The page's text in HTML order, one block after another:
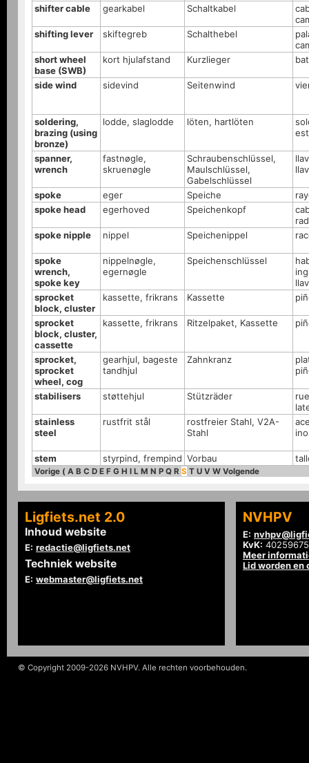
shifter cable
gearkabel Schaltkabel
shifting lever
skiftegreb Schalthebel
short wheel
base (SWB)
kort hjulafstand Kurzlieger
side wind sidevind Seitenwind
soldering,
brazing (using
bronze)
lodde, slaglodde löten, hartlöten
spanner,
wrench
fastnøgle,
skruenøgle
Schraubenschlüssel,
Maulschlüssel,
Gabelschlüssel
spoke eger Speiche
spoke head
egerhoved Speichenkopf
spoke nipple
nippel Speichenippel
spoke
wrench,
spoke key
nippelnøgle,
egernøgle
Speichenschlüssel
sprocket
block, cluster
kassette, frikrans Kassette
sprocket
block, cluster,
cassette
kassette, frikrans Ritzelpaket, Kassette
sprocket,
sprocket
wheel, cog
gearhjul, bageste
tandhjul
Zahnkranz
stabilisers støttehjul Stützräder
stainless
steel
rustfrit stål
rostfreier Stahl, V2A-
Stahl
stem styrpind, frempind Vorbau
Vorige ( A B C D E F G H I L M N P Q R S T U V W Volgende
Ligfiets.net 2.0
Inhoud website
E: redactie@ligfiets.net
Techniek website
E: webmaster@ligfiets.net
NVHPV
E:
KvK: 40259675
Meer
Lid worden en
© Copyright 2009-2026 NVHPV. Alle rechten voorbehouden.